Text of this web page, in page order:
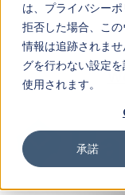
は、プライバシーポ
拒否した場合、こ
情報は追跡されま
グを行わない設定
使用されます。
承諾